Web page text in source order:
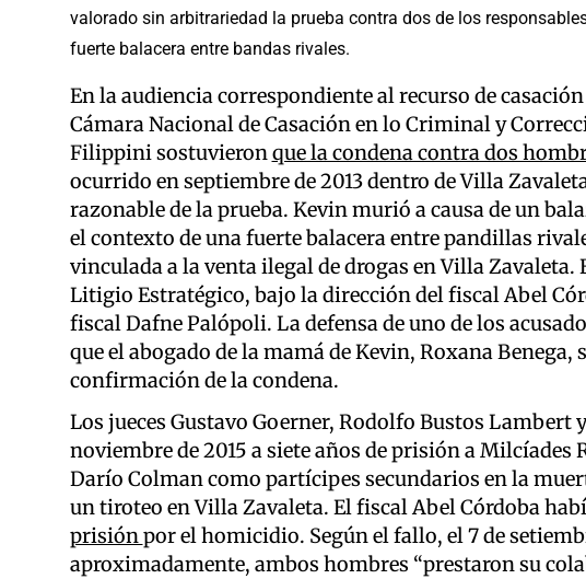
valorado sin arbitrariedad la prueba contra dos de los
fuerte balacera entre bandas rivales.
En la audiencia correspondiente al recurso de casación
Cámara Nacional de Casación en lo Criminal y
Filippini sostuvieronque la condena contra dos
ocurrido en septiembre de 2013 dentro de Villa
razonable de la prueba. Kevin murió a causa de un
el contexto de una fuerte balacera entre pandillas
vinculada a la venta ilegal de drogas en Villa
Litigio Estratégico, bajo la dirección del fiscal Abel
fiscal Dafne Palópoli. La defensa de uno de los
que el abogado de la mamá de Kevin, Roxana
confirmación de la condena.
Los jueces Gustavo Goerner, Rodolfo Bustos Lambert
noviembre de 2015 a siete años de prisión a Milcíades
Darío Colman como partícipes secundarios en la
un tiroteo en Villa Zavaleta. El fiscal Abel Córdoba
prisiónpor el homicidio. Según el fallo, el 7 de
aproximadamente, ambos hombres “prestaron su